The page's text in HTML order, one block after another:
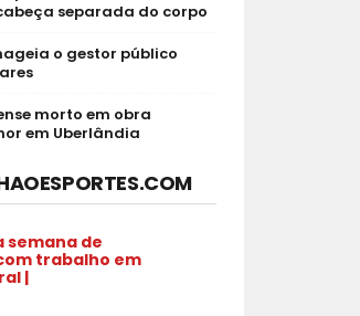
separada do corpo
o gestor público
morto em obra
em Uberlândia
semana de
trabalho em
|